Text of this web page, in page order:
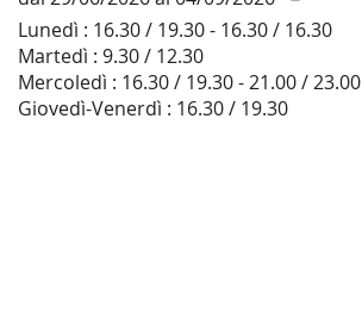
Lunedì : 16.30 / 19.30 - 16.30 / 16.30
Martedì : 9.30 / 12.30
Mercoledì : 16.30 / 19.30 - 21.00 / 23.00
Giovedì-Venerdì : 16.30 / 19.30